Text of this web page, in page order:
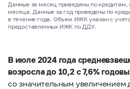
Данные за месяц приведены по кредитам,
месяца. Данные за год приведены по
в течение года. Объем ИЖК указан с
предоставленных ИЖК по ДДУ.
В июле 2024 года
возросла до 10,2 с 7,6%
со значительным увеличением